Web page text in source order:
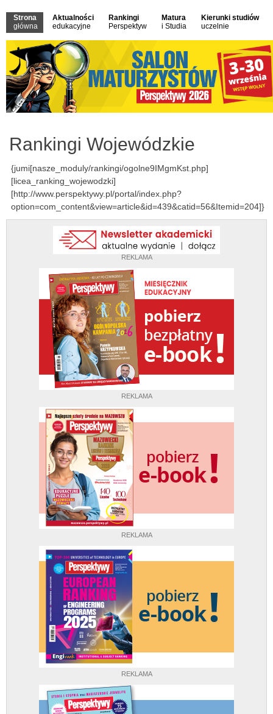
Strona
główna
Aktualności
edukacyjne
Rankingi
Perspektyw
Matura
i Studia
Kierunki studiów
uczelnie
REKLAMA
REKLAMA
REKLAMA
REKLAMA
Rankingi Wojewódzkie
{jumi[nasze_moduly/rankingi/ogolne9IMgmKst.php]
[licea_ranking_wojewodzki]
[http://www.perspektywy.pl/portal/index.php?
option=com_content&view=article&id=439&catid=56&Itemid=204]}